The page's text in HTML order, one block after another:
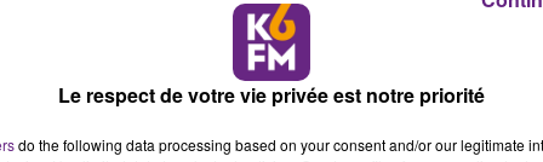
Le respect de votre vie privée est notre priorité
do the following data processing based on your consent and/or our legitimate